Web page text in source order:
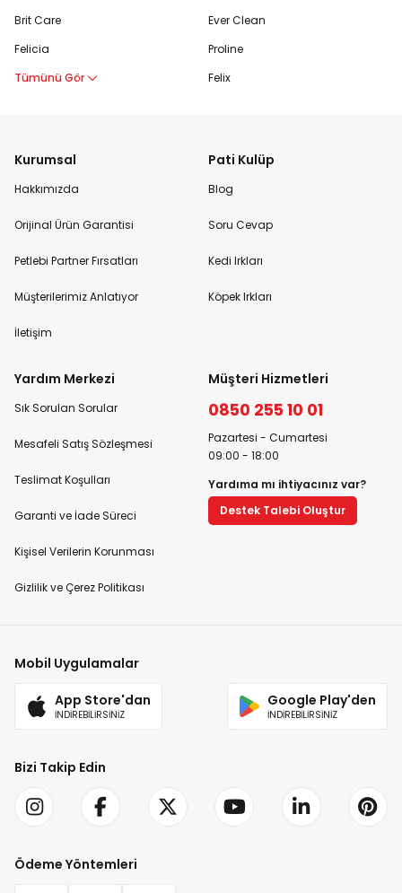
Brit Care
Felicia
Tümünü Gör
Ever Clean
Proline
Felix
Kurumsal
Hakkımızda
Orijinal Ürün Garantisi
Petlebi Partner Fırsatları
Müşterilerimiz Anlatıyor
İletişim
Pati Kulüp
Blog
Soru Cevap
Kedi Irkları
Köpek Irkları
Yardım Merkezi
Sık Sorulan Sorular
Mesafeli Satış Sözleşmesi
Teslimat Koşulları
Garanti ve İade Süreci
Kişisel Verilerin Korunması
Gizlilik ve Çerez Politikası
Müşteri Hizmetleri
0850 255 10 01
Pazartesi - Cumartesi
09:00 - 18:00
Yardıma mı ihtiyacınız var?
Destek Talebi Oluştur
Mobil Uygulamalar
App Store'dan
İNDİREBİLİRSİNİZ
Google Play'den
İNDİREBİLİRSİNİZ
Bizi Takip Edin
Ödeme Yöntemleri